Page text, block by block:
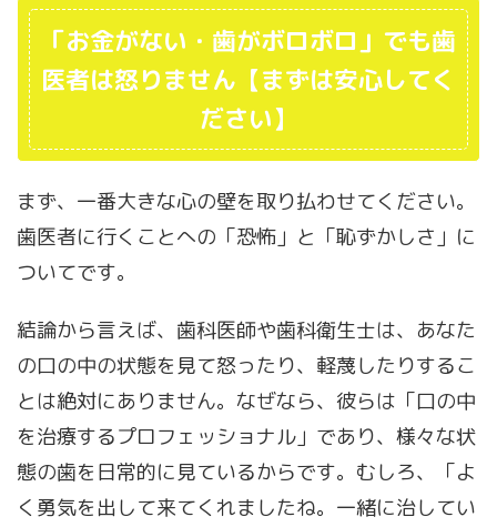
「お金がない・歯がボロボロ」でも歯
医者は怒りません【まずは安心してく
ださい】
まず、一番大きな心の壁を取り払わせてください。
歯医者に行くことへの「恐怖」と「恥ずかしさ」に
ついてです。
結論から言えば、歯科医師や歯科衛生士は、あなた
の口の中の状態を見て怒ったり、軽蔑したりするこ
とは絶対にありません。なぜなら、彼らは「口の中
を治療するプロフェッショナル」であり、様々な状
態の歯を日常的に見ているからです。むしろ、「よ
く勇気を出して来てくれましたね。一緒に治してい